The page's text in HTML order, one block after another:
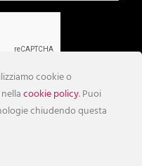
cookie o
cookie policy. Puoi
chiudendo questa